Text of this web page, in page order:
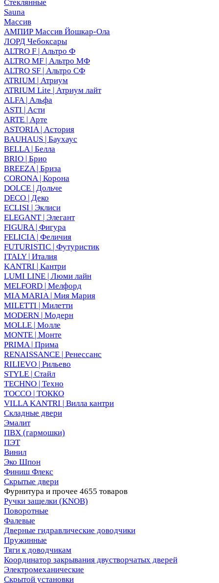
Стеклянные
Sauna
Массив
АМПИР Массив Йошкар-Ола
ЛОРД Чебоксары
ALTRO F | Альтро Ф
ALTRO MF | Альтро МФ
ALTRO SF | Альтро СФ
ATRIUM | Атриум
ATRIUM Lite | Атриум лайт
ALFA | Альфа
ASTI | Асти
ARTE | Арте
ASTORIA | Астория
BAUHAUS | Баухаус
BELLA | Белла
BRIO | Брио
BREEZA | Бриза
CORONA | Корона
DOLCE | Дольче
DECO | Деко
ECLISI | Эклиси
ELEGANT | Элегант
FIGURA | Фигура
FELICIA | Феличия
FUTURISTIC | Футуристик
ITALY | Италия
KANTRI | Кантри
LUMI LINE | Люми лайн
MELFORD | Мелфорд
MIA MARIA | Мия Мария
MILETTI | Милетти
MODERN | Модерн
MOLLE | Молле
MONTE | Монте
PRIMA | Прима
RENAISSANCE | Ренессанс
RILIEVO | Рильево
STYLE | Стайл
TECHNO | Техно
TOCCO | ТОККО
VILLA KANTRI | Вилла кантри
Складные двери
Эмалит
ПВХ (гармошки)
ПЭТ
Винил
Эко Шпон
Финиш Флекс
Скрытые двери
Фурнитура и прочее 4655 товаров
Ручки защелки (KNOB)
Поворотные
Фалевые
Дверные гидравлические доводчики
Пружинные
Тяги к доводчикам
Координатор закрывания двустворчатых дверей
Электромеханические
Скрытой установки